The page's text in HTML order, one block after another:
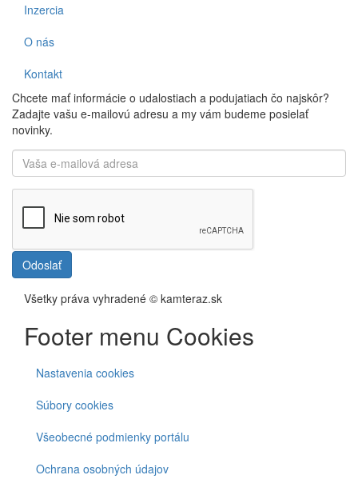
Inzercia
O nás
Kontakt
Chcete mať informácie o udalostiach a podujatiach čo najskôr?
Zadajte vašu e-mailovú adresu a my vám budeme posielať
novinky.
Odoslať
Všetky práva vyhradené © kamteraz.sk
Footer menu Cookies
Nastavenia cookies
Súbory cookies
Všeobecné podmienky portálu
Ochrana osobných údajov